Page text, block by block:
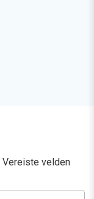
Vereiste velden